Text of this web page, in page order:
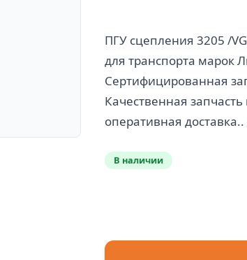
ПГУ сцепления 3205 /
для транспорта марок
Сертифицированная
Качественная
В наличии